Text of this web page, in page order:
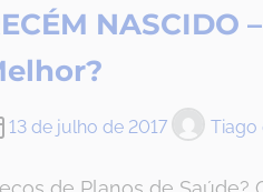
NASCIDO
13 de julho de 2017 Tiago